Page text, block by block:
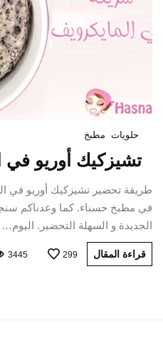
حلويات مطبخ
تشيزكيك أوريو في
طريقة تحضير تشيزكيك أوريو في
في مطبخ حسناء. كما وعدناكم
الجديدة و السهلة التحضير. اليوم…
قراءة المقال 299
3445